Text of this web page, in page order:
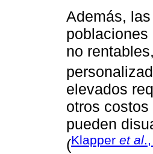
Además,
no
elevados
otros
pueden
(Klapper et al